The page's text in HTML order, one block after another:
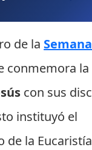
de la
conmemora la
con sus
instituyó el
de la